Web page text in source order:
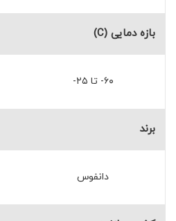
بازه دمایی (C)
۶۰- تا ۲۵-
برند
دانفوس